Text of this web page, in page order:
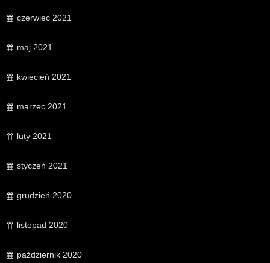
czerwiec 2021
maj 2021
kwiecień 2021
marzec 2021
luty 2021
styczeń 2021
grudzień 2020
listopad 2020
październik 2020